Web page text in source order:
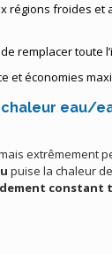
régions froides et
remplacer toute
et économies
eau/
extrêmement
puise la chaleur
constant